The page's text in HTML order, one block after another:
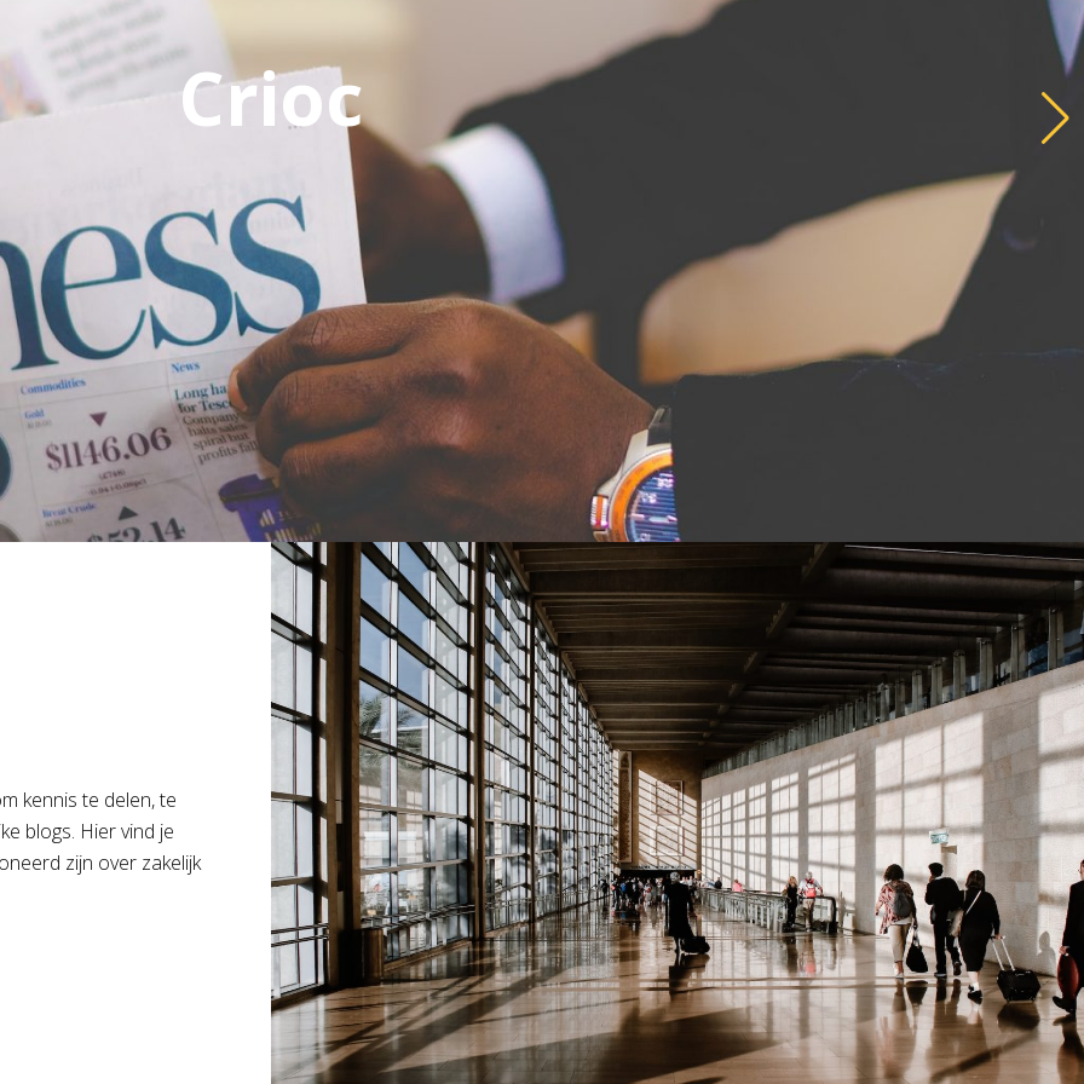
Crioc
kennis te delen, te
blogs. Hier vind je
zijn over zakelijk